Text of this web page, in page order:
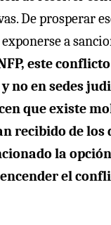
De prosperar
a
este
no en sedes
que existe
recibido de los
la
el